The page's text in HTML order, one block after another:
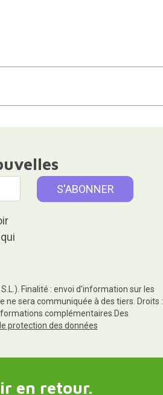
Finalité : envoi d'information sur les
sera communiquée à des tiers. Droits :
complémentaires.Des
protection des données
en retour.